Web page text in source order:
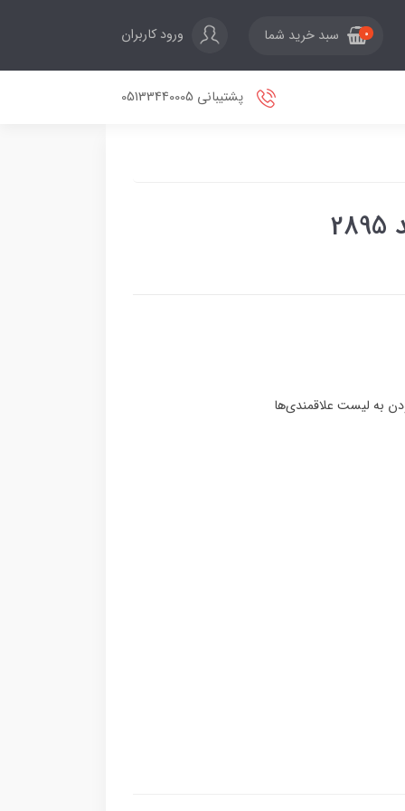
0 سبد خرید شما ورود کاربران
پشتیبانی 05133440005